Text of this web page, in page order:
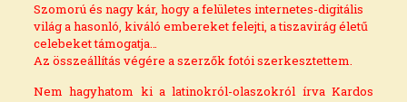
Szomorú és nagy kár, hogy a felületes internetes-digitális
világ a hasonló, kiváló embereket felejti, a tiszavirág életű
celebeket támogatja…
Az összeállítás végére a szerzők fotói szerkesztettem.
Nem hagyhatom ki a latinokról-olaszokról írvaKardos